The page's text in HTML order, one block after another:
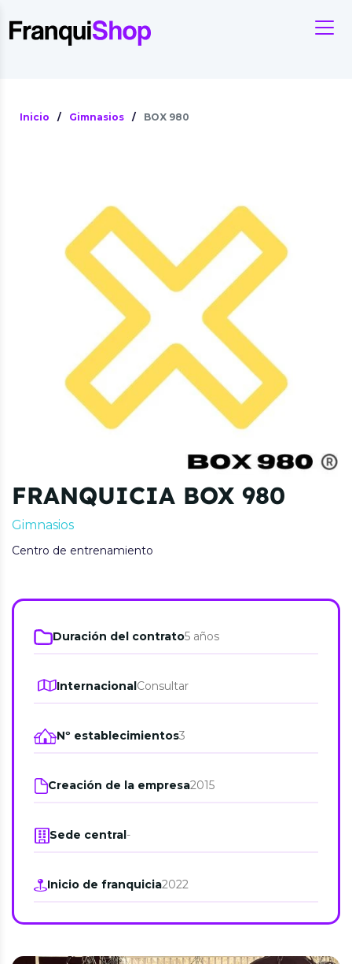
Inicio / Gimnasios / BOX 980
FRANQUICIA BOX 980
Gimnasios
Centro de entrenamiento
Duración del contrato5 años
InternacionalConsultar
Nº establecimientos3
Creación de la empresa2015
Sede central-
Inicio de franquicia2022